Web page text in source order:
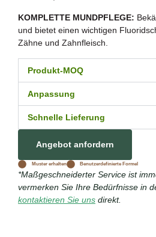
KOMPLETTE MUNDPFLEGE:
und bietet einen wichtigen
Zähne und Zahnfleisch.
Produkt-MOQ
Anpassung
Schnelle Lieferung
Angebot anfordern
Muster erhalten Benutzerdefinierte Formel
*Maßgeschneiderter Service ist
vermerken Sie Ihre Bedürfnisse in
kontaktieren Sie uns direkt.